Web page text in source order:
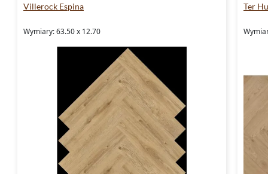
Villerock Espina
Wymiary: 63.50 x 12.70
Ter